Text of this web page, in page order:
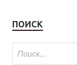
ПОИСК